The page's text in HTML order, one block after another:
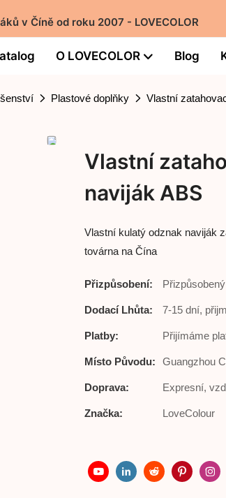
v Číně od roku 2007 - LOVECOLOR
O LOVECOLOR Blog
Plastové doplňky Vlastní
Vlastní
naviják ABS
Vlastní kulatý odznak naviják
továrna na Čína
Přizpůsobení:
Dodací Lhůta: 7-15 dní,
Platby: Přijímáme
Místo Původu: Guangzhou
Doprava: Expresní,
Značka: LoveColour